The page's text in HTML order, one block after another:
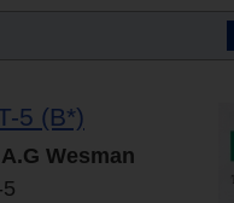
5 (B*)
Wesman